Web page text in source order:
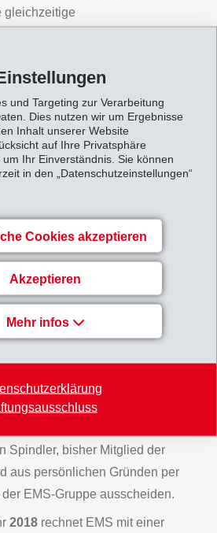
und Targeting zur Verarbeitung
Dies nutzen wir um Ergebnisse
Inhalt unserer Website
auf Ihre Privatsphäre
Ihr Einverständnis. Sie können
in den „Datenschutzeinstellungen“
Cookies akzeptieren
Akzeptieren
Mehr infos
gleichzeitige
(30.5%).
CHF 484 Mio. (456) und lag
Gewinn pro Aktie erhöhte sich
2017 beabsichtigt der
ordentlichen Dividendevon
Aktie und zusätzlich wiederum
Dividende
von CHF 3.50
Insgesamt sollen so CHF
zur Ausschüttung gelangen.
Darko Radanovic, bisher Leiter
EMS-GRILTECH, für ein Jahr als
der EMS-Gruppe
Führung des
Spindler, bisher Mitglied der
aus persönlichen Gründen per
EMS-Gruppe ausscheiden.
2018 rechnet EMS mit einer